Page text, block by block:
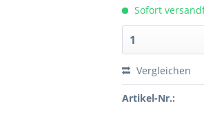
Sofort
Vergleichen
Artikel-Nr.: